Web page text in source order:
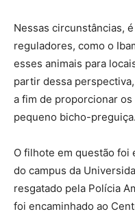
Nessas circunstâncias,
reguladores, como o
esses animais para
partir dessa
a fim de proporcionar
pequeno bicho-preguiça.
O filhote em questão foi
do campus da
resgatado pela Polícia
foi encaminhado ao